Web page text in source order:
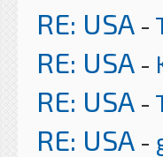
RE: USA -
RE: USA -
RE: USA -
RE: USA -